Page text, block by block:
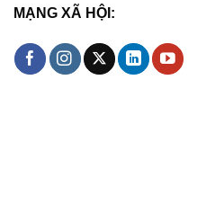
MẠNG XÃ HỘI: